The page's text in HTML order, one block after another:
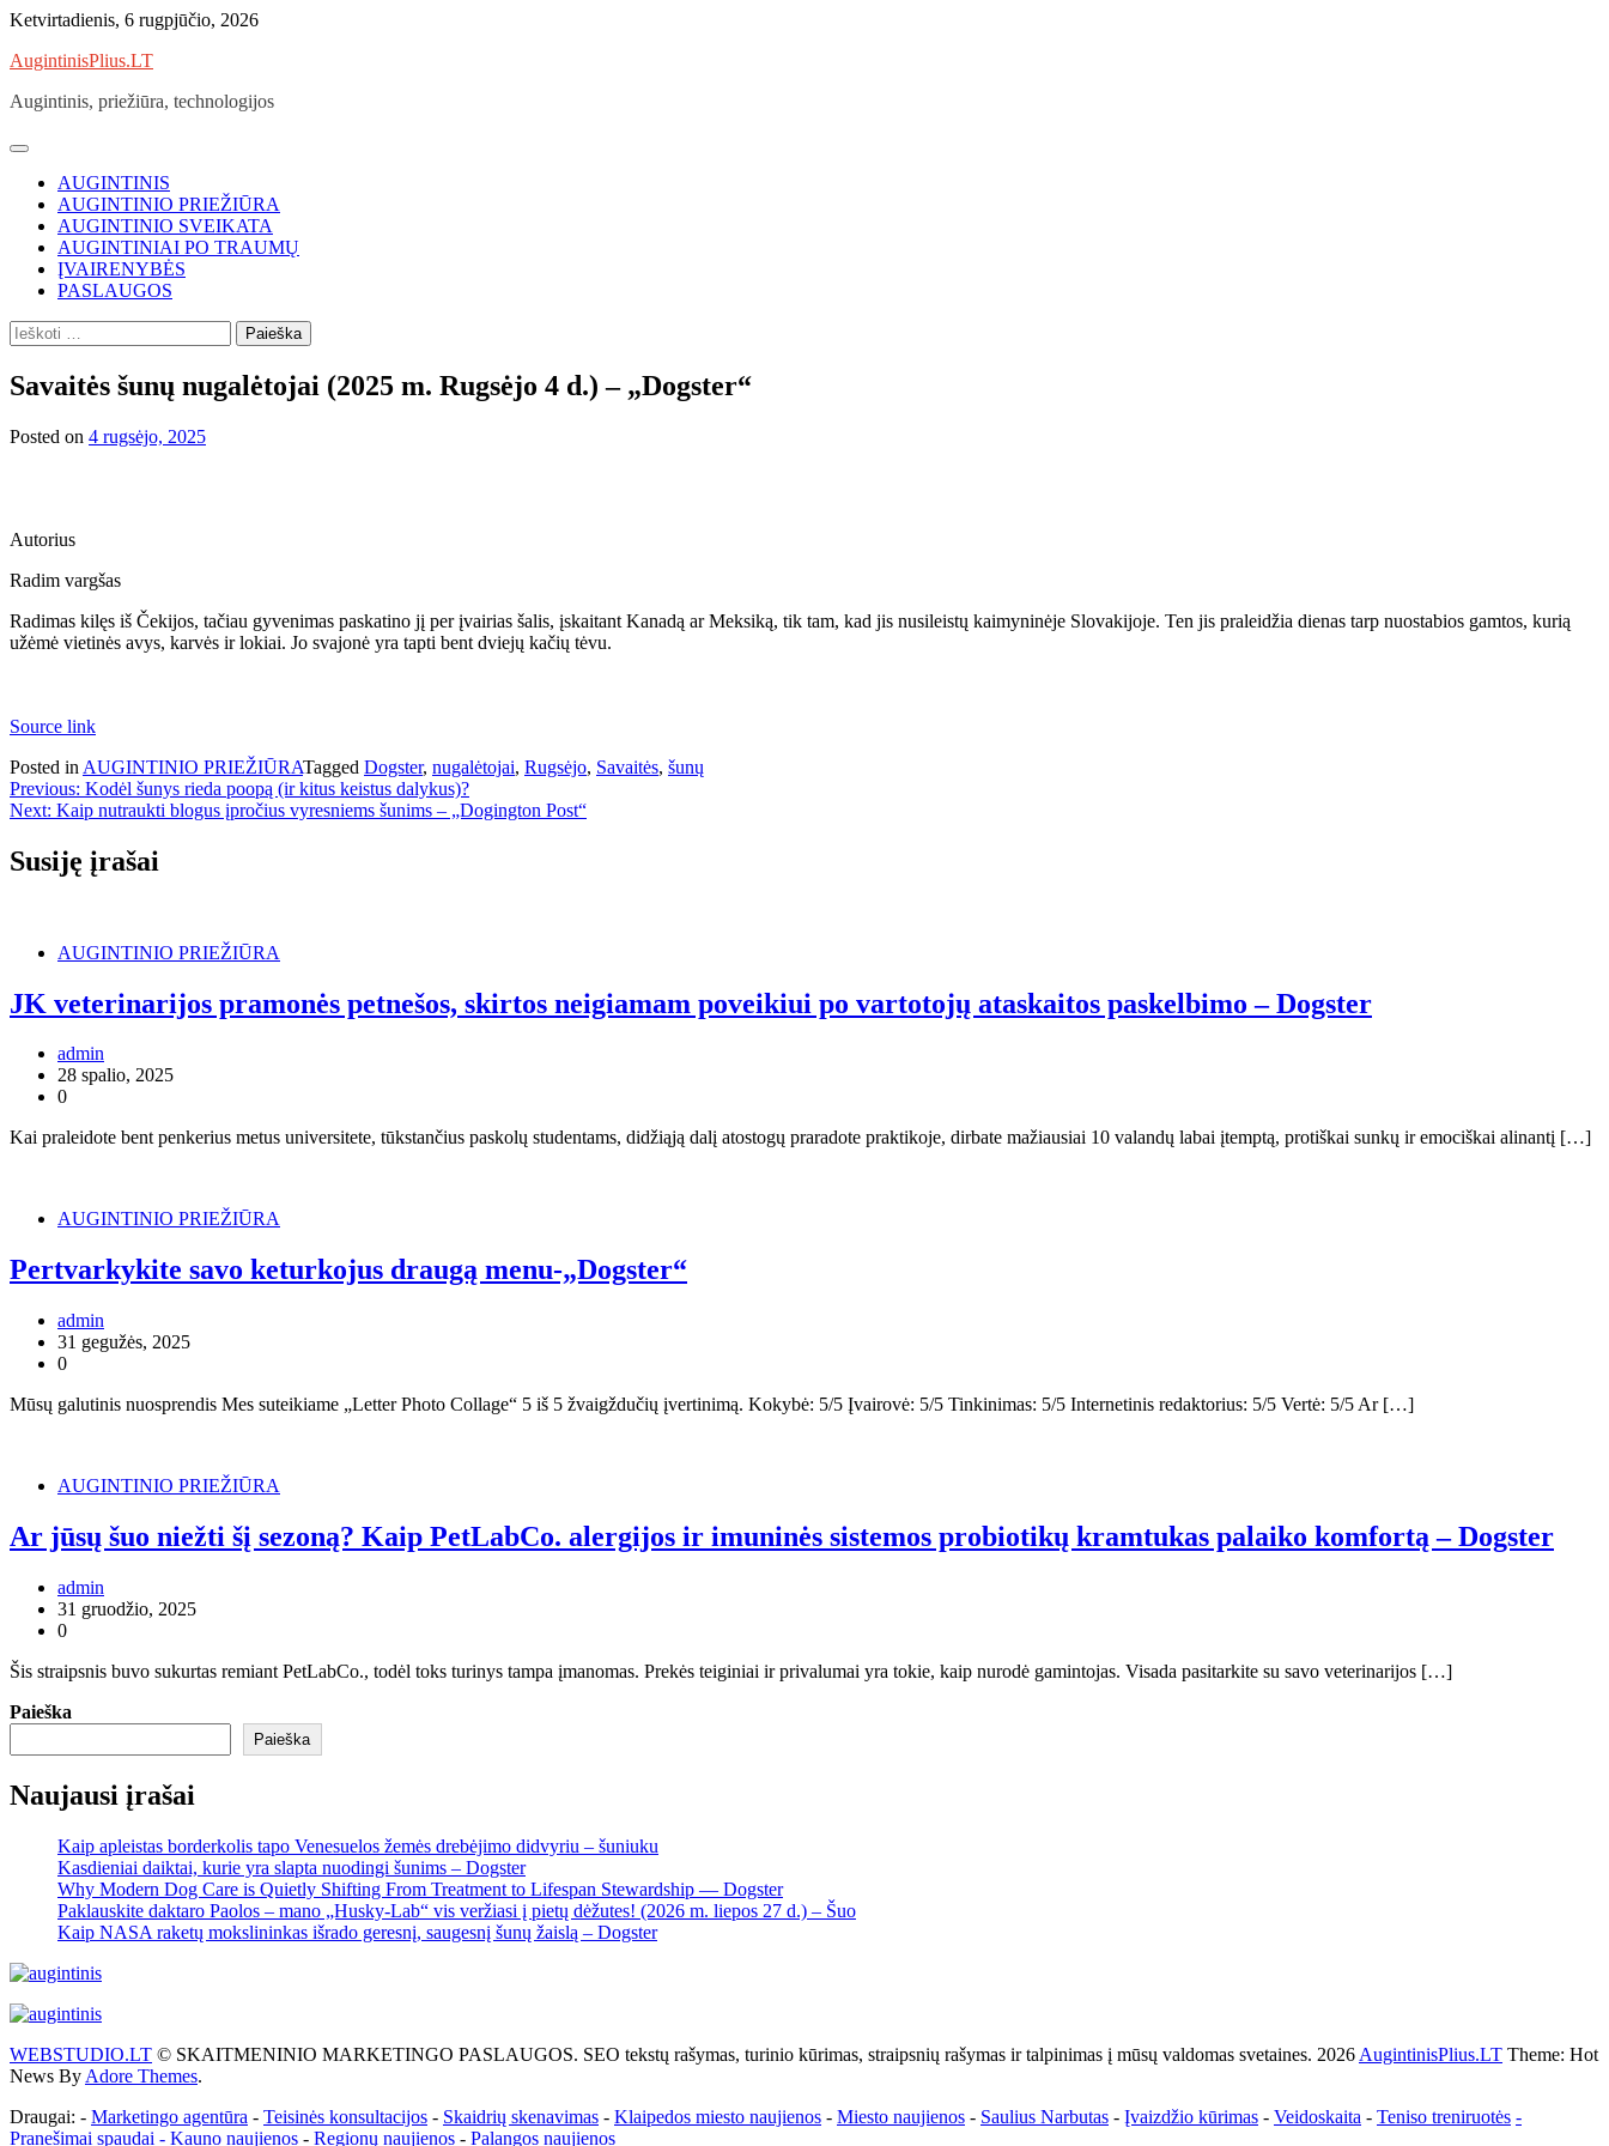
Skip
content
Ketvirtadienis, 6 rugpjūčio, 2026
AugintinisPlius.LT
Augintinis, priežiūra, technologijos
AUGINTINIS
AUGINTINIO PRIEŽIŪRA
AUGINTINIO SVEIKATA
AUGINTINIAI PO TRAUMŲ
ĮVAIRENYBĖS
PASLAUGOS
Ieškoti:
Savaitės šunų nugalėtojai (2025 m. Rugsėjo 4 d.) – „Dogster“
Posted on 4 rugsėjo, 2025
Autorius
Radim vargšas
Radimas kilęs iš Čekijos, tačiau gyvenimas paskatino jį per įvairias šalis, įskaitant Kanadą ar Meksiką, tik tam, kad jis nusileistų kaimyninėje Slovakijoje. Ten jis praleidžia dienas tarp nuostabios gamtos, kurią
užėmė vietinės avys, karvės ir lokiai. Jo svajonė yra tapti bent dviejų kačių tėvu.
Source link
Posted in AUGINTINIO PRIEŽIŪRATagged Dogster, nugalėtojai, Rugsėjo, Savaitės, šunų
Navigacija
tarp
įrašų
Previous: Kodėl šunys rieda poopą (ir kitus keistus dalykus)?
Next: Kaip nutraukti blogus įpročius vyresniems šunims – „Dogington Post“
Susiję įrašai
AUGINTINIO PRIEŽIŪRA
JK veterinarijos pramonės petnešos, skirtos neigiamam poveikiui po vartotojų ataskaitos paskelbimo – Dogster
admin
28 spalio, 2025
0
Kai praleidote bent penkerius metus universitete, tūkstančius paskolų studentams, didžiąją dalį atostogų praradote praktikoje, dirbate mažiausiai 10 valandų labai įtemptą, protiškai sunkų ir emociškai alinantį […]
AUGINTINIO PRIEŽIŪRA
Pertvarkykite savo keturkojus draugą menu-„Dogster“
admin
31 gegužės, 2025
0
Mūsų galutinis nuosprendis Mes suteikiame „Letter Photo Collage“ 5 iš 5 žvaigždučių įvertinimą. Kokybė: 5/5 Įvairovė: 5/5 Tinkinimas: 5/5 Internetinis redaktorius: 5/5 Vertė: 5/5 Ar […]
AUGINTINIO PRIEŽIŪRA
Ar jūsų šuo niežti šį sezoną? Kaip PetLabCo. alergijos ir imuninės sistemos probiotikų kramtukas palaiko komfortą – Dogster
admin
31 gruodžio, 2025
0
Šis straipsnis buvo sukurtas remiant PetLabCo., todėl toks turinys tampa įmanomas. Prekės teiginiai ir privalumai yra tokie, kaip nurodė gamintojas. Visada pasitarkite su savo veterinarijos […]
Paieška
Paieška
Naujausi įrašai
Kaip apleistas borderkolis tapo Venesuelos žemės drebėjimo didvyriu – šuniuku
Kasdieniai daiktai, kurie yra slapta nuodingi šunims – Dogster
Why Modern Dog Care is Quietly Shifting From Treatment to Lifespan Stewardship — Dogster
Paklauskite daktaro Paolos – mano „Husky-Lab“ vis veržiasi į pietų dėžutes! (2026 m. liepos 27 d.) – Šuo
Kaip NASA raketų mokslininkas išrado geresnį, saugesnį šunų žaislą – Dogster
WEBSTUDIO.LT © SKAITMENINIO MARKETINGO PASLAUGOS. SEO tekstų rašymas, turinio kūrimas, straipsnių rašymas ir talpinimas į mūsų valdomas svetaines. 2026 AugintinisPlius.LT Theme: Hot
News By Adore Themes.
Draugai: - Marketingo agentūra - Teisinės konsultacijos - Skaidrių skenavimas - Klaipedos miesto naujienos - Miesto naujienos - Saulius Narbutas - Įvaizdžio kūrimas - Veidoskaita - Teniso treniruotės -
Pranešimai spaudai - Kauno naujienos - Regionų naujienos - Palangos naujienos